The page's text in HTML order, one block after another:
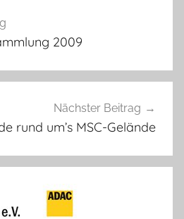
2009
Nächster Beitrag
rund um’s MSC-Gelände